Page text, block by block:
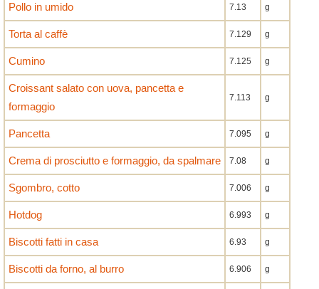
Pollo in umido 7.13 g
Torta al caffè 7.129 g
Cumino 7.125 g
Croissant salato con uova, pancetta e
formaggio
7.113 g
Pancetta 7.095 g
Crema di prosciutto e formaggio, da spalmare 7.08 g
Sgombro, cotto 7.006 g
Hotdog 6.993 g
Biscotti fatti in casa 6.93 g
Biscotti da forno, al burro 6.906 g